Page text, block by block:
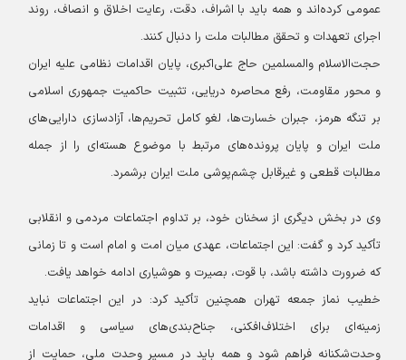
عمومی کرده‌اند و همه باید با اشراف، دقت، رعایت اخلاق و انصاف، روند
اجرای تعهدات و تحقق مطالبات ملت را دنبال کنند.
حجت‌الاسلام والمسلمین حاج علی‌اکبری، پایان اقدامات نظامی علیه ایران
و محور مقاومت، رفع محاصره دریایی، تثبیت حاکمیت جمهوری اسلامی
بر تنگه هرمز، جبران خسارت‌ها، لغو کامل تحریم‌ها، آزادسازی دارایی‌های
ملت ایران و پایان پرونده‌های مرتبط با موضوع هسته‌ای را از جمله
مطالبات قطعی و غیرقابل چشم‌پوشی ملت ایران برشمرد.
وی در بخش دیگری از سخنان خود، بر تداوم اجتماعات مردمی و انقلابی
تأکید کرد و گفت: این اجتماعات، عهدی میان امت و امام است و تا زمانی
که ضرورت داشته باشد، با قوت، بصیرت و هوشیاری ادامه خواهد یافت.
خطیب نماز جمعه تهران همچنین تأکید کرد: در این اجتماعات نباید
زمینه‌ای برای اختلاف‌افکنی، جناح‌بندی‌های سیاسی و اقدامات
وحدت‌شکنانه فراهم شود و همه باید در مسیر وحدت ملی، حمایت از